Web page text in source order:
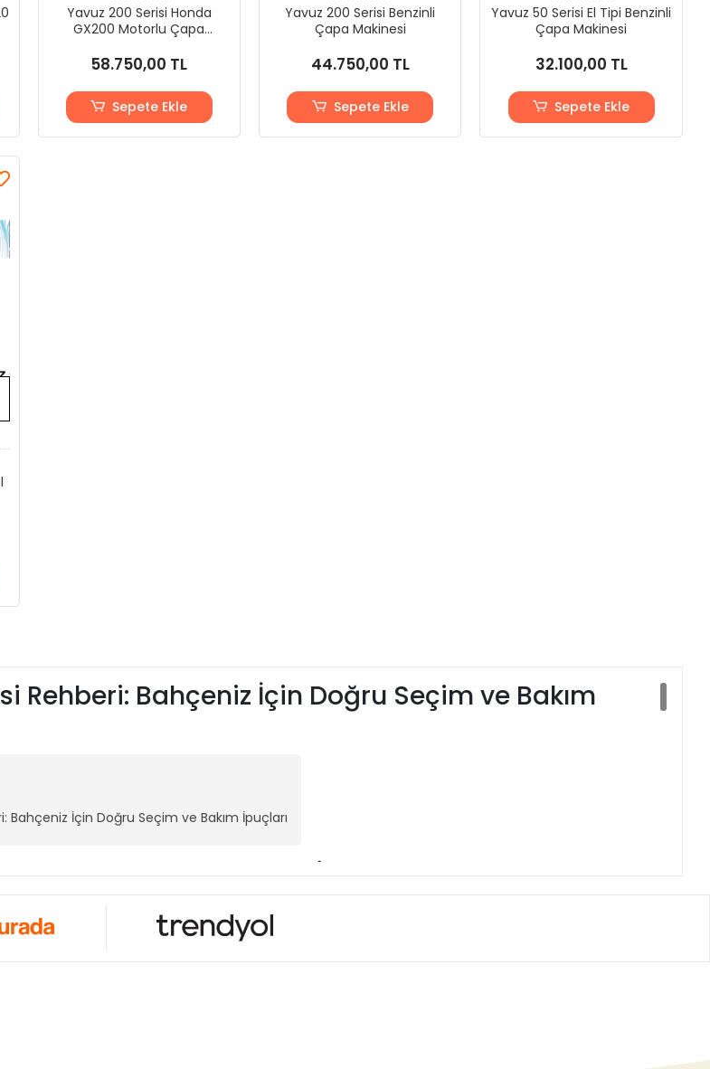
Yavuz 200 Serisi Honda
GX200 Motorlu Çapa
58.750,00 TL
Sepete Ekle
Yavuz 200 Serisi Benzinli
Çapa Makinesi
44.750,00 TL
Sepete Ekle
Yavuz 50 Serisi El Tipi Benzinli
Çapa Makinesi
32.100,00 TL
Sepete Ekle
Rehberi: Bahçeniz İçin Doğru Seçim ve Bakım
Bahçeniz İçin Doğru Seçim ve Bakım İpuçları
alanların, bağların ve hobi bahçelerinin vazgeçilmezi olan
hem kullanıcıyı yorar hem de makinenin ömrünü kısaltır.